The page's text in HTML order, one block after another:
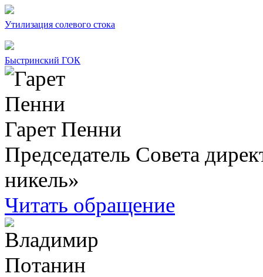
Утилизация солевого стока
Быстринский ГОК
Гарет Пенни
Председатель Совета
никель»
Читать обращение